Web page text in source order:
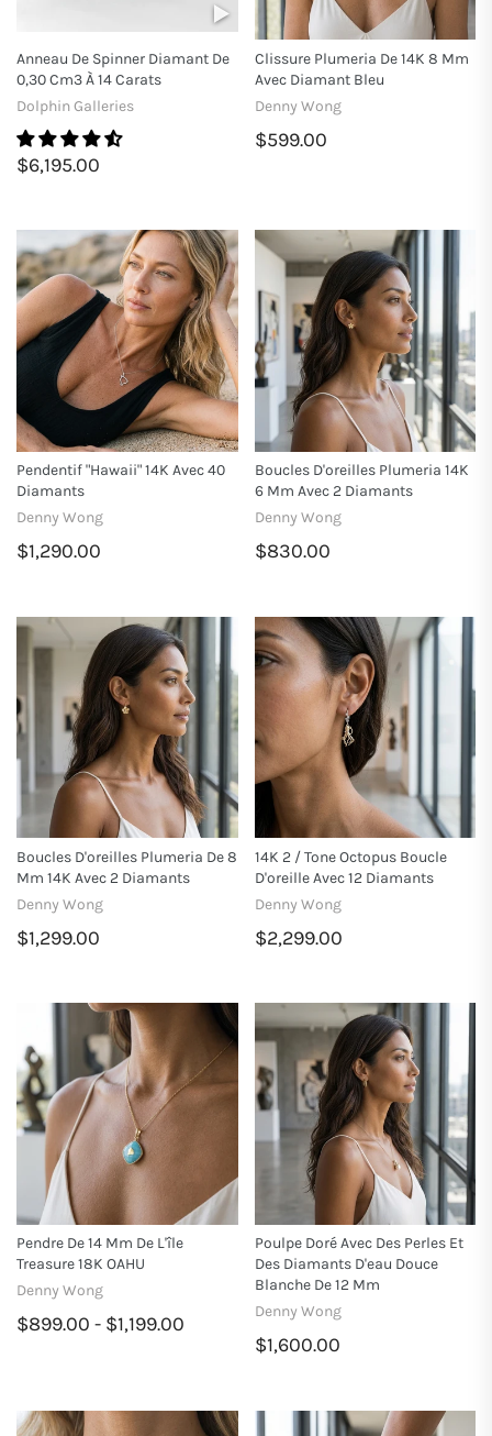
Anneau De Spinner Diamant De
0,30 Cm3 À 14 Carats
Dolphin Galleries
$6,195.00
Clissure Plumeria De 14K 8 Mm
Avec Diamant Bleu
Denny Wong
$599.00
Pendentif "Hawaii" 14K Avec 40
Diamants
Denny Wong
$1,290.00
Boucles D'oreilles Plumeria 14K
6 Mm Avec 2 Diamants
Denny Wong
$830.00
Boucles D'oreilles Plumeria De 8
Mm 14K Avec 2 Diamants
Denny Wong
$1,299.00
14K 2 / Tone Octopus Boucle
D'oreille Avec 12 Diamants
Denny Wong
$2,299.00
Pendre De 14 Mm De L'île
Treasure 18K OAHU
Denny Wong
$899.00 - $1,199.00
Poulpe Doré Avec Des Perles Et
Des Diamants D'eau Douce
Blanche De 12 Mm
Denny Wong
$1,600.00